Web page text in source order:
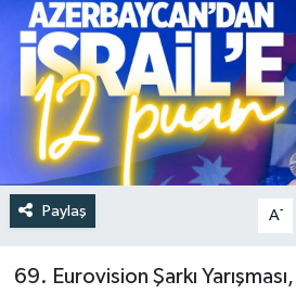
Paylaş A-
69. Eurovision Şarkı